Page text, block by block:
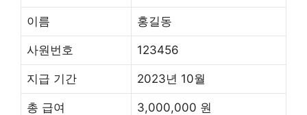
이름 홍길동
사원번호 123456
지급 기간 2023년 10월
총 급여 3,000,000 원